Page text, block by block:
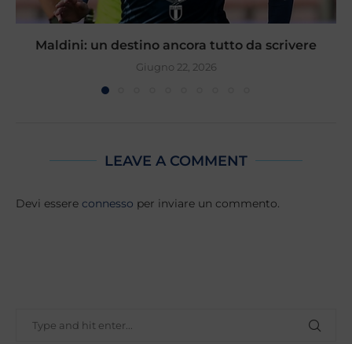
Maldini: un destino ancora tutto da scrivere
Giugno 22, 2026
LEAVE A COMMENT
Devi essere connesso per inviare un commento.